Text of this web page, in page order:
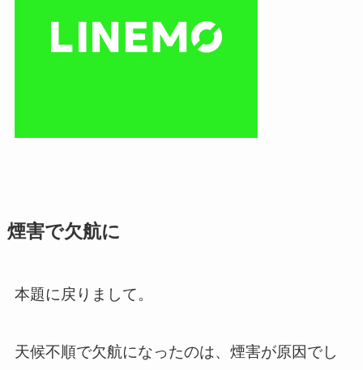
煙害で欠航に
本題に戻りまして。
天候不順で欠航になったのは、煙害が原因でし